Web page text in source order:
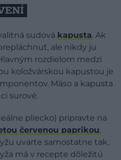
sudová kapusta. Ak
ale nikdy ju
rozdielom medzi
koložvárskou kapustou je
Mäso a kapusta
surové.
pliecko) pripravte na
červenou paprikou,
uvarte samostatne tak,
má v recepte dôležitú